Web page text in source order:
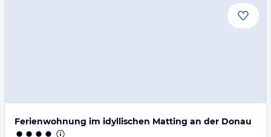
Ferienwohnung im idyllischen Matting an der Donau